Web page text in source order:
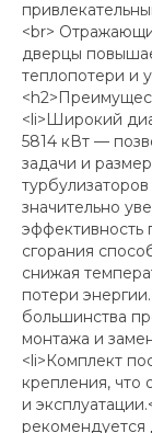
<br>
дверцы
теплопотери и
<li>Широкий
5814 кВт —
задачи и
значительно
эффективность
сгорания
снижая
потери
большинства
монтажа и
<li>Комплект
крепления, что
и